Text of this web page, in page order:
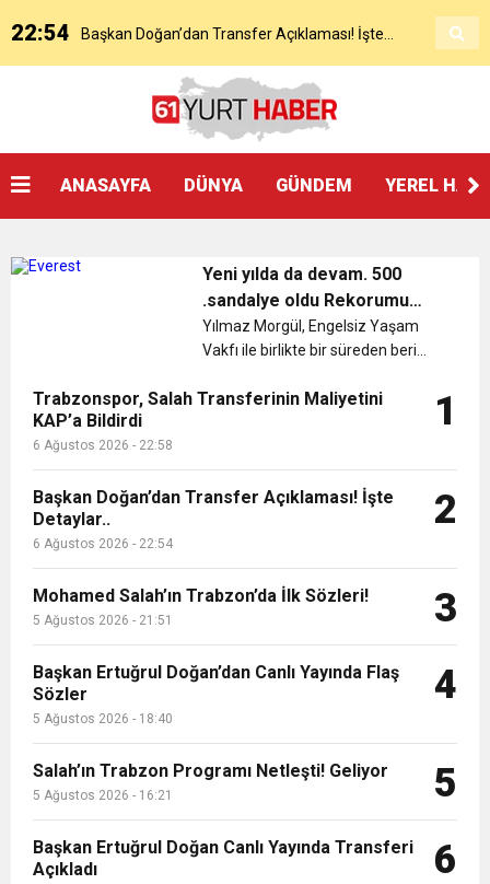
KAP’a Bildirdi
22:54 Başkan Doğan’dan Transfer Açıklaması! İşte
Mohamed Salah’ın Trabzon’da İlk Sözleri!
Başkan Ertuğrul Doğan Canlı Yayında Transferi
Bildirdi
20:05 Trabzonspor Muhammed Salah Transferini
Tamamladı
9:50 MGD’DEN ANITKABİR’E ANLAMLI ZİYARET
18:59
22:58 Trabzonspor, Salah Transferinin Maliyetini
KAP’a Bildirdi
ANASAYFA DÜNYA GÜNDEM YEREL
Yeni yılda da devam. 500
.sandalye oldu Rekorumu
kıramazlar
Yılmaz Morgül, Engelsiz Yaşam
Vakfı ile birlikte bir süreden beri
tekerlekli sandalye bağışında 500
Trabzonspor, Salah Transferinin Maliyetini
KAP’a Bildirdi
6 Ağustos 2026 - 22:58
1
Başkan Doğan’dan Transfer Açıklaması! İşte
Detaylar..
6 Ağustos 2026 - 22:54
2
Mohamed Salah’ın Trabzon’da İlk Sözleri!
5 Ağustos 2026 - 21:51 3
Başkan Ertuğrul Doğan’dan Canlı Yayında Flaş
Sözler
5 Ağustos 2026 - 18:40
4
Salah’ın Trabzon Programı Netleşti! Geliyor
5 Ağustos 2026 - 16:21 5
Başkan Ertuğrul Doğan Canlı Yayında Transferi
Açıkladı
6